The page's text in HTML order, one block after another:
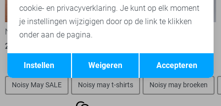
-20%
Noisy may Korte broek
23,95
-50%
Noisy May SALE Noisy may t-shirts Noisy may broeken
Terug Opslaan
cookie- en privacyverklaring. Je kunt op elk moment
je instellingen wijzigigen door op de link te klikken
onder aan de pagina.
Accepteren
Weigeren
Instellen